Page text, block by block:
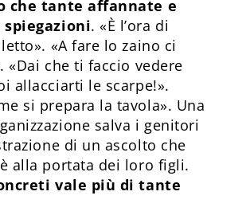
che tante affannate e
spiegazioni. «È l’ora di
«A fare lo zaino ci
«Dai che ti faccio vedere
allacciarti le scarpe!».
si prepara la tavola». Una
salva i genitori
di un ascolto che
alla portata dei loro figli.
vale più di tante